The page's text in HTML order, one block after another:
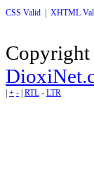
CSS Valid | XHTML
Copyright
| + - | RTL - LTR